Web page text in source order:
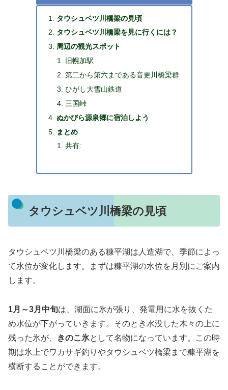
タウシュベツ川橋梁の見頃
タウシュベツ川橋梁を見に行くには？
周辺の観光スポット
旧幌加駅
第二から第六まである音更川橋梁群
ひがし大雪山鉄道
三国峠
ぬかびら源泉郷に宿泊しよう
まとめ
共有:
タウシュベツ川橋梁の見頃
タウシュベツ川橋梁のある糠平湖は人造湖で、季節によっ
て水位が変化します。まずは糠平湖の水位を月別にご案内
します。
1月～3月中旬は、湖面に氷が張り、発電用に水を抜くた
め水位が下がっていきます。そのとき水没した木々の上に
残った氷が、
きのこ氷として名物になっています。この時
期は氷上でワカサギ釣りやタウシュベツ橋梁まで糠平湖を
横断することができます。